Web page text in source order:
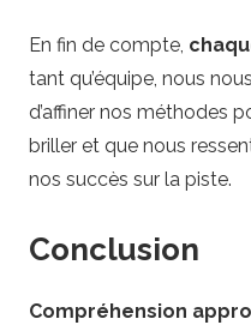
En fin de compte,
tant qu’équipe, nous
d’affiner nos méthodes
briller et que nous
nos succès sur la piste.
Conclusion
Compréhension